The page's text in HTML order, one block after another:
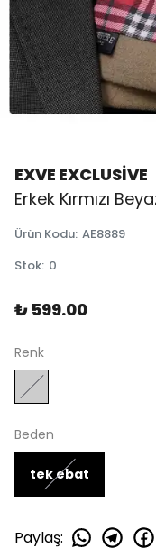
EXVE EXCLUSİVE
Erkek Kırmızı
Ürün Kodu: AE8889
Stok: 0
₺ 599.00
Renk
Beden
tek ebat
Paylaş: